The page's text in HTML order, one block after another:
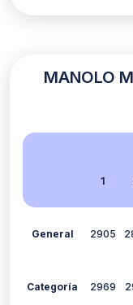
MANOLO
1
General 2905
Categoría 2969